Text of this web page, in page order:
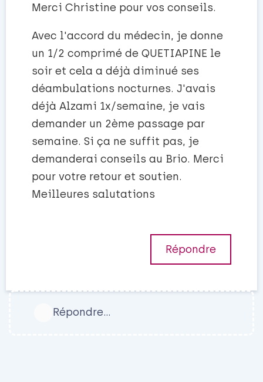
Merci Christine pour vos conseils.
Avec l'accord du médecin, je donne
un 1/2 comprimé de QUETIAPINE le
soir et cela a déjà diminué ses
déambulations nocturnes. J'avais
déjà Alzami 1x/semaine, je vais
demander un 2ème passage par
semaine. Si ça ne suffit pas, je
demanderai conseils au Brio. Merci
pour votre retour et soutien.
Meilleures salutations
Répondre
Répondre…